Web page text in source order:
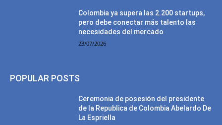
Colombia ya supera las 2.200 startups,
pero debe conectar más talento las
necesidades del mercado
23/07/2026
POPULAR POSTS
Ceremonia de posesión del presidente
de la Republica de Colombia Abelardo De
La Espriella